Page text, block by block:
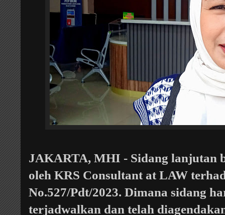
JAKARTA, MHI - Sidang lanjutan
oleh KRS Consultant at LAW
No.527/Pdt/2023. Dimana sidang
terjadwalkan dan telah